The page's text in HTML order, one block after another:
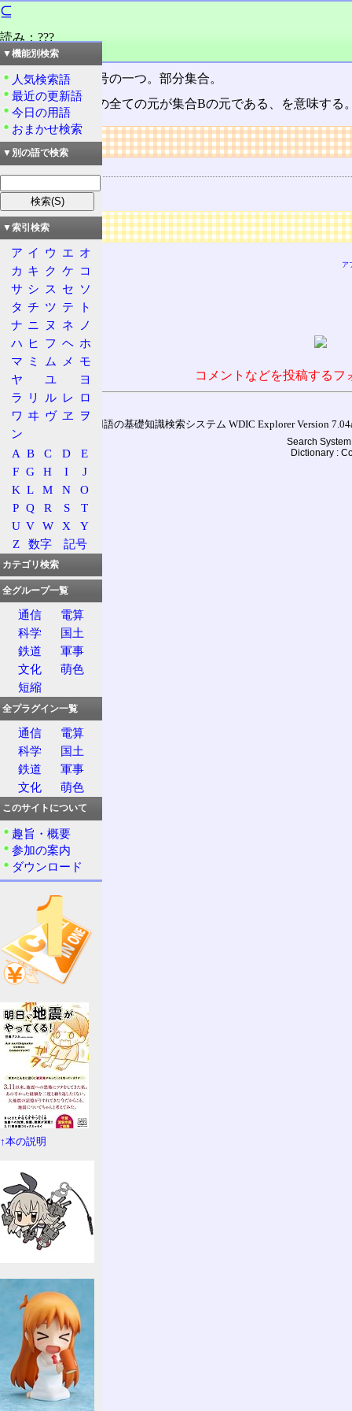
⊆
読み：???
品詞：慣用単漢字
集合を表わす記号の一つ。部分集合。
A⊆Bで、集合Aの全ての元が集合Bの元である、を意味す
リンク
関連する用語
集合
広告
ア
コメントなどを投稿する
通信用語の基礎知識検索システム WDIC Explorer Version
Search
Dictionary :
▼機能別検索
人気検索語
最近の更新語
今日の用語
おまかせ検索
▼別の語で検索
▼索引検索
ア イ ウ エ オ
カ キ ク ケ コ
サ シ ス セ ソ
タ チ ツ テ
ト
ナ ニ ヌ ネ
ノ
ハ ヒ フ ヘ ホ
マ ミ ム メ
モ
ヤ
ユ
ヨ
ラ
リ ル レ ロ
ワ ヰ ヴ ヱ
ヲ
ン
A B C D
E
F G H I
J
K L M N
O
P Q R S
T
U V W X
Y
Z
数字 記号
カテゴリ検索
全グループ一覧
通信
電算
科学
国土
鉄道
軍事
文化
萌色
短縮
全プラグイン一覧
通信
電算
科学
国土
鉄道
軍事
文化
萌色
このサイトについて
趣旨・概要
参加の案内
ダウンロード
↑本の説明